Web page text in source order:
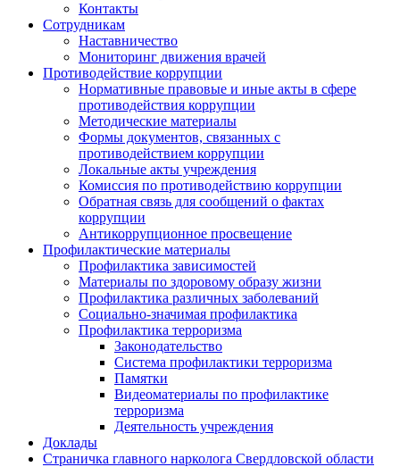
Контакты
Сотрудникам
Наставничество
Мониторинг движения врачей
Противодействие коррупции
Нормативные правовые и иные акты в сфере
противодействия коррупции
Методические материалы
Формы документов, связанных с
противодействием коррупции
Локальные акты учреждения
Комиссия по противодействию коррупции
Обратная связь для сообщений о фактах
коррупции
Антикоррупционное просвещение
Профилактические материалы
Профилактика зависимостей
Материалы по здоровому образу жизни
Профилактика различных заболеваний
Социально-значимая профилактика
Профилактика терроризма
Законодательство
Система профилактики терроризма
Памятки
Видеоматериалы по профилактике
терроризма
Деятельность учреждения
Доклады
Страничка главного нарколога Свердловской области